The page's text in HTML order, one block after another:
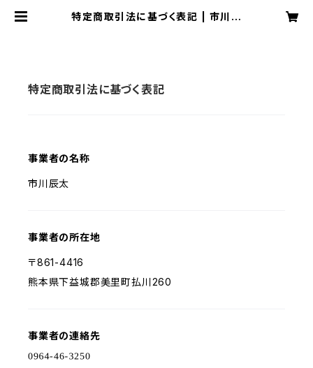
特定商取引法に基づく表記 | 市川製
特定商取引法に基づく表記
事業者の名称
市川辰太
事業者の所在地
〒861-4416
熊本県下益城郡美里町払川260
事業者の連絡先